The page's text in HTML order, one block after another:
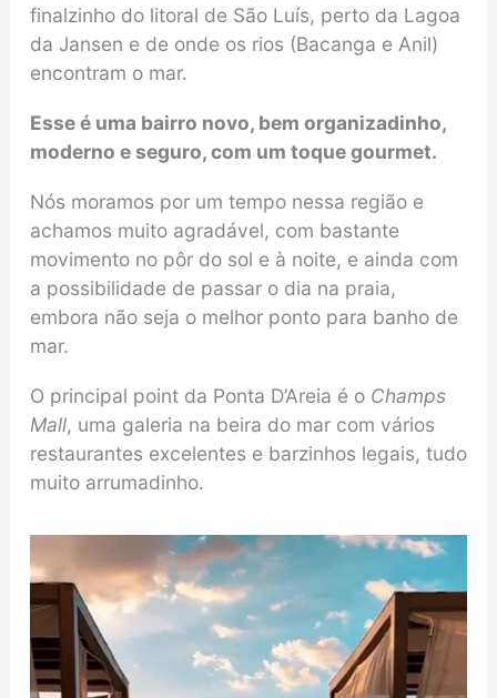
finalzinho do litoral de São Luís, perto da Lagoa
da Jansen e de onde os rios (Bacanga e Anil)
encontram o mar.
Esse é uma bairro novo, bem organizadinho,
moderno e seguro, com um toque gourmet.
Nós moramos por um tempo nessa região e
achamos muito agradável, com bastante
movimento no pôr do sol e à noite, e ainda com
a possibilidade de passar o dia na praia,
embora não seja o melhor ponto para banho de
mar.
O principal point da Ponta D’Areia é o Champs
Mall, uma galeria na beira do mar com vários
restaurantes excelentes e barzinhos legais, tudo
muito arrumadinho.